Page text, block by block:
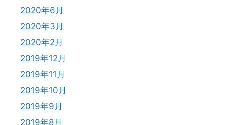
2020年6月
2020年3月
2020年2月
2019年12月
2019年11月
2019年10月
2019年9月
2019年8月